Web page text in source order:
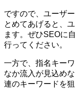
ですので、ユーザ
とめてあげると、
ます。ぜひSEOに
行ってください。
一方で、指名キー
なか流入が見込め
連のキーワードを